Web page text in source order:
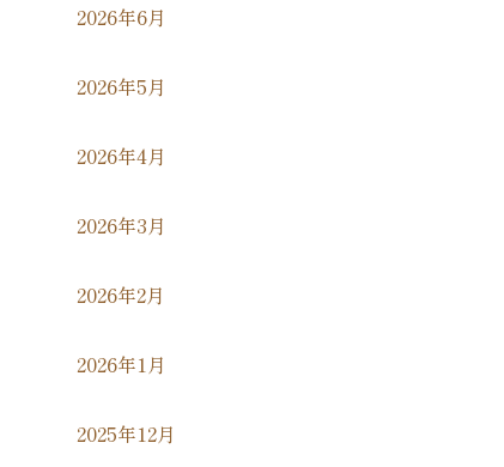
2026年6月
2026年5月
2026年4月
2026年3月
2026年2月
2026年1月
2025年12月